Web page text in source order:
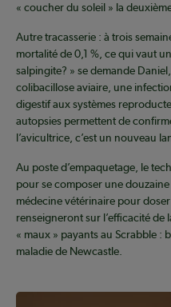
« coucher du soleil » la
Autre tracasserie : à trois
mortalité de 0,1 %, ce qui vaut
salpingite? » se demande
colibacillose aviaire, une
digestif aux systèmes
autopsies permettent de
l’avicultrice, c’est un nouveau
Au poste d’empaquetage, le
pour se composer une
médecine vétérinaire pour
renseigneront sur l’efficacité de
« maux » payants au Scrabble
maladie de Newcastle.